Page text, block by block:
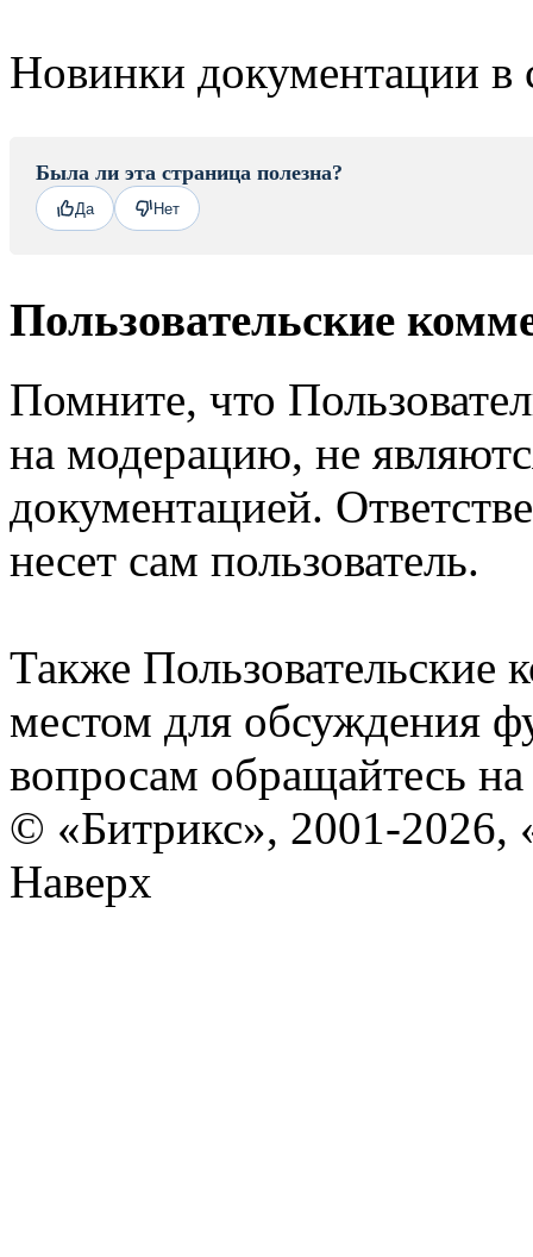
Новинки документации в
Была ли эта страница полезна?
Да Нет
Пользовательские
Помните, что
на модерацию, не
документацией.
несет сам пользователь.
Также Пользовательские
местом для обсуждения
вопросам обращайтесь
© «Битрикс», 2001-2026,
Наверх